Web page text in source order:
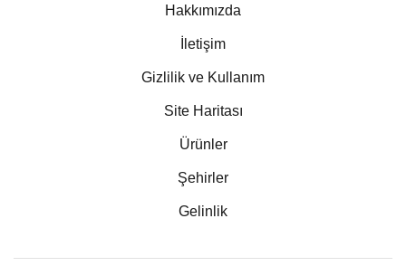
Hakkımızda
İletişim
Gizlilik ve Kullanım
Site Haritası
Ürünler
Şehirler
Gelinlik